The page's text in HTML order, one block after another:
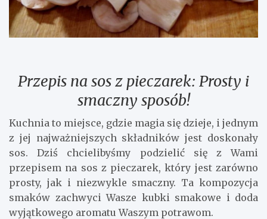
Przepis na sos z pieczarek: Prosty i
smaczny sposób!
Kuchnia to miejsce, gdzie magia się dzieje, i jednym
z jej najważniejszych składników jest doskonały
sos. Dziś chcielibyśmy podzielić się z Wami
przepisem na sos z pieczarek, który jest zarówno
prosty, jak i niezwykle smaczny. Ta kompozycja
smaków zachwyci Wasze kubki smakowe i doda
wyjątkowego aromatu Waszym potrawom.